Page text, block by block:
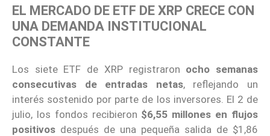
EL MERCADO DE ETF DE XRP CRECE CON
UNA DEMANDA INSTITUCIONAL
CONSTANTE
Los siete ETF de XRP registraron ocho semanas
consecutivas de entradas netas, reflejando un
interés sostenido por parte de los inversores. El 2 de
julio, los fondos recibieron $6,55 millones en flujos
positivos después de una pequeña salida de $1,86